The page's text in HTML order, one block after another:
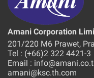
Amani Corporation
201/220 M6 Prawet,
Tel : (+66)2 322 4421-3
Email :
amani@ksc.th.com